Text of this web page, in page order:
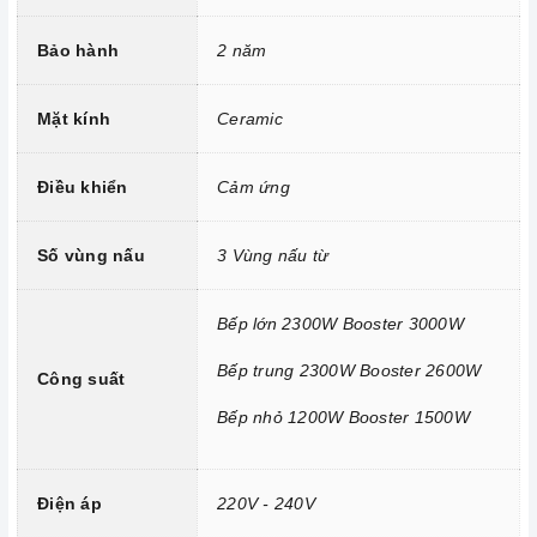
Sử dụng bản mạch mâm từ theo công nghệ Châu Âu
Công nghệ INVERTER tiết kiệm điện năng.
Trang bị 9 dải công suất nấu.
Tính năng vượt trội
Chức năng Booster:
nhanh chóng trên các vùng nấu.
Bảo hành 2 năm
Mặt kính Ceramic
Điều khiển Cảm ứng
Số vùng nấu 3 Vùng nấu từ
Công suất
Bếp lớn 2300W Booster 3000W
Bếp trung 2300W Booster 2600W
Bếp nhỏ 1200W Booster 1500W
Điện áp 220V - 240V